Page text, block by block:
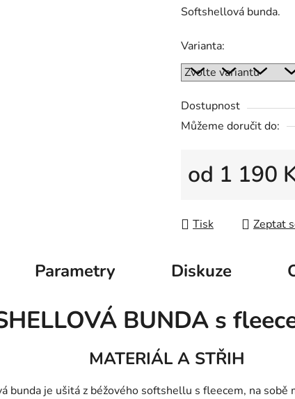
Softshellová bunda.
Varianta:
Dostupnost
Můžeme doručit do:
od 1 190
Tisk Zeptat
Parametry Diskuze
BUNDA s
MATERIÁL A STŘIH
bunda je ušitá z béžového softshellu s fleecem, na sobě